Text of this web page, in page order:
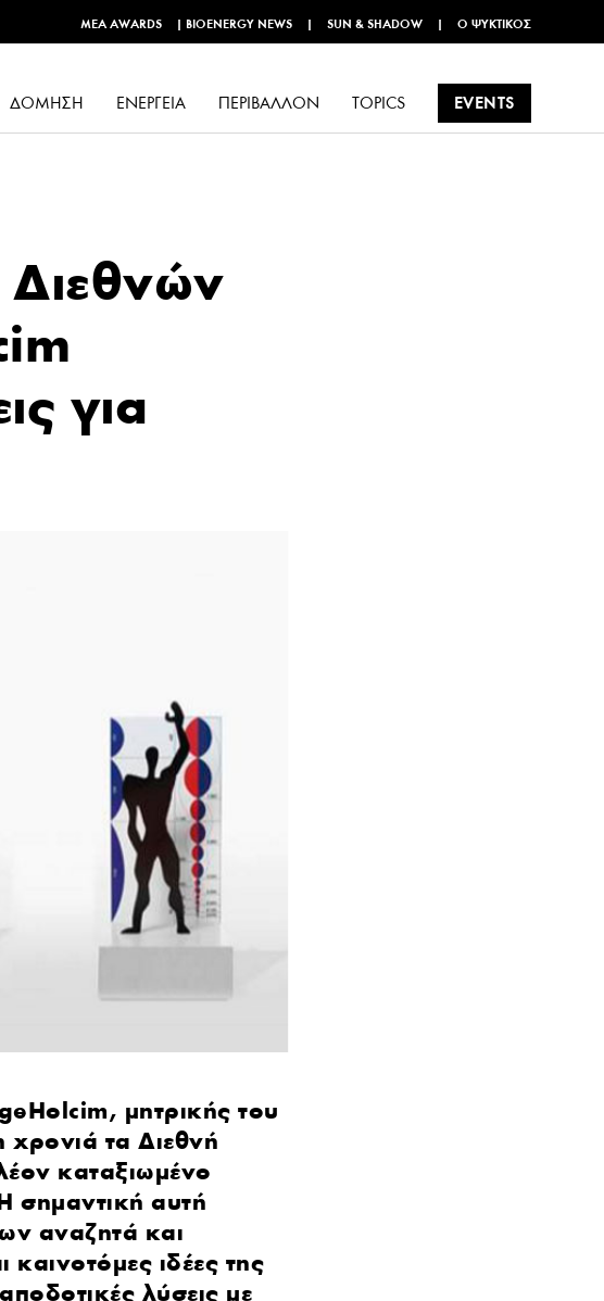
MEA AWARDS | BIOENERGY NEWS | SUN & SHADOW | Ο ΨΥΚΤΙΚΌΣ
ΔΌΜΗΣΗ ΕΝΈΡΓΕΙΑ ΠΕΡΙΒΆΛΛΟΝ TOPICS EVENTS
για
μητρικής του
τα Διεθνή
καταξιωμένο
σημαντική αυτή
αναζητά και
ιδέες της
λύσεις με